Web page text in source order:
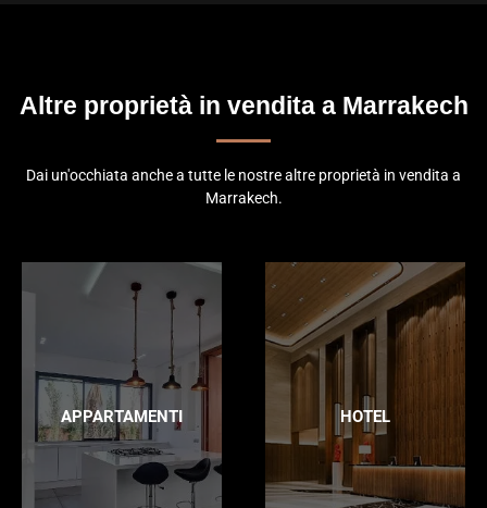
Altre proprietà in vendita a Marrakech
Dai un'occhiata anche a tutte le nostre altre proprietà in vendita a
Marrakech.
APPARTAMENTI HOTEL